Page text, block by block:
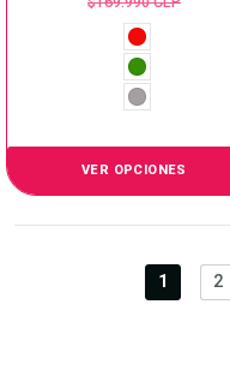
VER OPCIONES
1 2